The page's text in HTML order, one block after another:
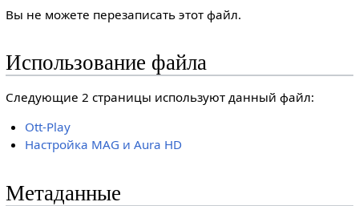
Вы не можете перезаписать этот файл.
Использование файла
Следующие 2 страницы используют данный файл:
Ott-Play
Настройка MAG и Aura HD
Метаданные